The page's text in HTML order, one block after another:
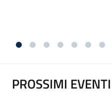
PROSSIMI EVENTI